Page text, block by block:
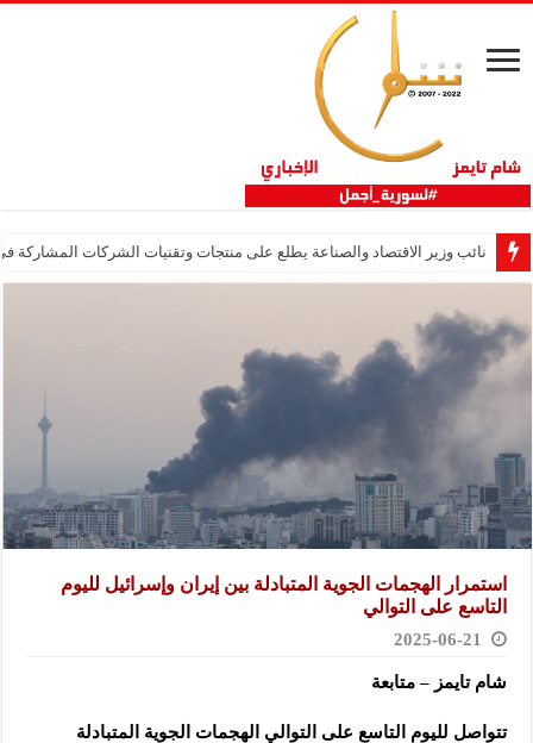
نائب وزير الاقتصاد والصناعة يطلع على منتجات وتقنيات الشركات المشاركة في
استمرار الهجمات الجوية المتبادلة بين إيران وإسرائيل لليوم
التاسع على التوالي
2025-06-21
شام تايمز – متابعة
تتواصل لليوم التاسع على التوالي الهجمات الجوية المتبادلة